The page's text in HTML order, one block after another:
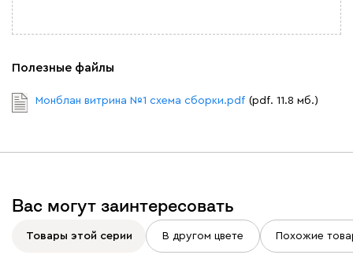
Полезные файлы
Монблан витрина №1 схема сборки.pdf (pdf. 11.8 мб.)
Вас могут заинтересовать
Товары этой серии В другом цвете Похожие